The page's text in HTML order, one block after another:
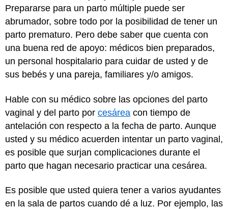
Prepararse para un parto múltiple puede ser
abrumador, sobre todo por la posibilidad de tener un
parto prematuro. Pero debe saber que cuenta con
una buena red de apoyo: médicos bien preparados,
un personal hospitalario para cuidar de usted y de
sus bebés y una pareja, familiares y/o amigos.
Hable con su médico sobre las opciones del parto
vaginal y del parto por cesárea con tiempo de
antelación con respecto a la fecha de parto. Aunque
usted y su médico acuerden intentar un parto vaginal,
es posible que surjan complicaciones durante el
parto que hagan necesario practicar una cesárea.
Es posible que usted quiera tener a varios ayudantes
en la sala de partos cuando dé a luz. Por ejemplo, las